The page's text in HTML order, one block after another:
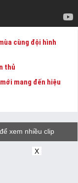
cùng đội hình
thủ
mang đến hiệu
xem nhiều clip
X